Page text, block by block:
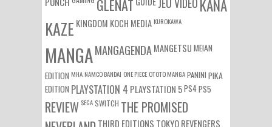
GLÉNAT KANA
KAZE KINGDOM KOCH MEDIA KUROKAWA
MANGAMANGAGENDAMANGETSUMEIAN
EDITION MHA NAMCO BANDAI ONE PIECE OTOTO MANGAPANINI PIKA
EDITION PLAYSTATION 4 PLAYSTATION 5PS4PS5
REVIEW SEGASWITCH THE PROMISED
THIRD EDITIONS TOKYO REVENGERS